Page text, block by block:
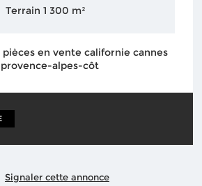
Terrain 1 300 m²
en vente californie cannes
alpes-côt
Signaler cette annonce